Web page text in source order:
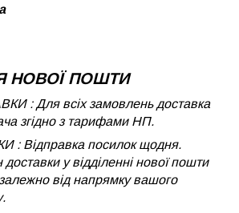
НОВОЇ ПОШТИ
: Для всіх замовлень доставка
згідно з тарифами НП.
: Відправка посилок щодня.
доставки у відділенні нової пошти
від напрямку вашого